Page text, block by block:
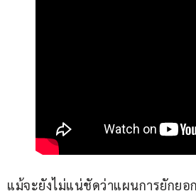
แม้จะยังไม่แน่ชัดว่าแผนการยักยอ